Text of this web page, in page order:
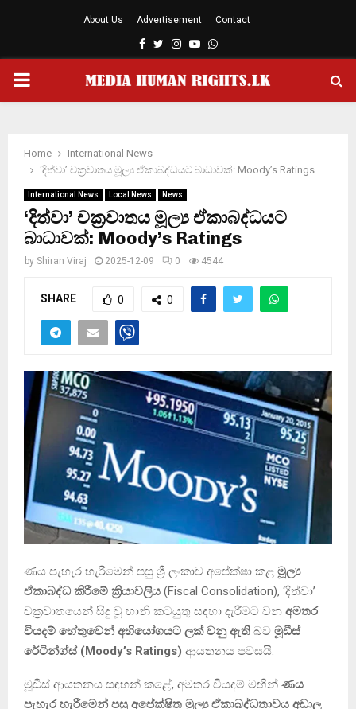
About Us Advertisement Contact
Facebook
TwitterInstagram
YoutubeWhatsapp
PRIMARY
Home
International News
‘දිත්වා’ චක්‍රවාතය මූල්‍ය ඒකාබද්ධයට බාධාවක්: Moody’s Ratings
International News Local News News
‘දිත්වා’ චක්‍රවාතය මූල්‍ය ඒකාබද්ධයට
බාධාවක්: Moody’s Ratings
by Shiran Viraj 2025-12-09 0 4544
SHARE 0 0
ණය පැහැර හැරීමෙන් පසු ශ්‍රී ලංකාව අපේක්ෂා කළ මූල්‍ය
ඒකාබද්ධ කිරීමේ ක්‍රියාවලිය (Fiscal Consolidation), ‘දිත්වා’
චක්‍රවාතයෙන් සිදු වූ හානි කටයුතු සඳහා දැරීමට වන අමතර
වියදම් හේතුවෙන් අභියෝගයට ලක් වනු ඇති බව මූඩීස්
රේටින්ග්ස් (Moody’s Ratings) ආයතනය පවසයි.
මූඩීස් ආයතනය සඳහන් කළේ, අමතර වියදම් මඟින් ණය
පැහැර හැරීමෙන් පසු අපේක්ෂිත මූල්‍ය ඒකාබද්ධතාවය අඩාල